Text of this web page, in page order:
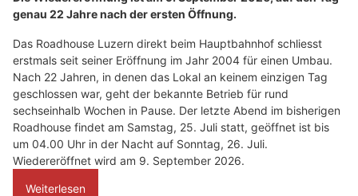
genau 22 Jahre nach der ersten Öffnung.
Das Roadhouse Luzern direkt beim Hauptbahnhof schliesst
erstmals seit seiner Eröffnung im Jahr 2004 für einen Umbau.
Nach 22 Jahren, in denen das Lokal an keinem einzigen Tag
geschlossen war, geht der bekannte Betrieb für rund
sechseinhalb Wochen in Pause. Der letzte Abend im bisherigen
Roadhouse findet am Samstag, 25. Juli statt, geöffnet ist bis
um 04.00 Uhr in der Nacht auf Sonntag, 26. Juli.
Wiedereröffnet wird am 9. September 2026.
Weiterlesen